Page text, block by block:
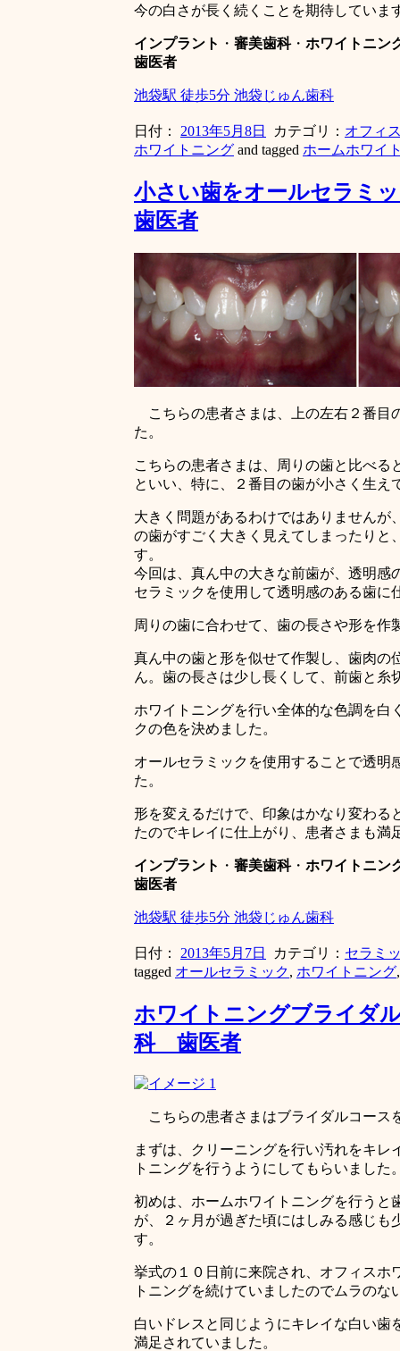
今の白さが長く続くことを期待していま
インプラント ・ 審美歯科・ ホワイトニン
歯医者
池袋駅 徒歩5分 池袋じゅん歯科
日付： 2013年5月8日 カテゴリ： オフィ
ホワイトニング and tagged ホームホワイ
小さい歯をオールセラ
歯医者
こちらの患者さまは、上の左右２番目
た。
こちらの患者さまは、周りの歯と比べ
といい、特に、２番目の歯が小さく生え
大きく問題があるわけではありません
の歯がすごく大きく見えてしまったりと
す。
今回は、真ん中の大きな前歯が、透明感
セラミックを使用して透明感のある歯に
周りの歯に合わせて、歯の長さや形を作
真ん中の歯と形を似せて作製し、歯肉の
ん。歯の長さは少し長くして、前歯と糸
ホワイトニングを行い全体的な色調を
クの色を決めました。
オールセラミックを使用することで透
た。
形を変えるだけで、印象はかなり変わる
たのでキレイに仕上がり、患者さまも満
インプラント ・ 審美歯科・ ホワイトニン
歯医者
池袋駅 徒歩5分 池袋じゅん歯科
日付： 2013年5月7日 カテゴリ： セラミ
tagged オールセラミック, ホワイトニング
ホワイトニングブライ
科 歯医者
こちらの患者さまはブライダルコース
まずは、クリーニングを行い汚れをキ
トニングを行うようにしてもらいました
初めは、ホームホワイトニングを行うと
が、２ヶ月が過ぎた頃にはしみる感じ
す。
挙式の１０日前に来院され、オフィスホ
トニングを続けていましたのでムラの
白いドレスと同じようにキレイな白い
満足されていました。